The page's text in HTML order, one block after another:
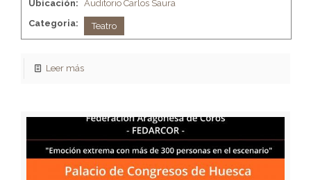
Ubicación: Auditorio Carlos Saura
Categoria:
Teatro
Leer más